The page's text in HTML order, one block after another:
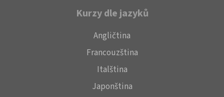
Kurzy dle jazyků
Angličtina
Francouzština
Italština
Japonština